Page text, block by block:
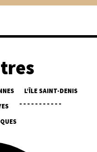
L’ÎLE SAINT-DENIS
¯¯¯¯¯¯¯¯¯¯¯